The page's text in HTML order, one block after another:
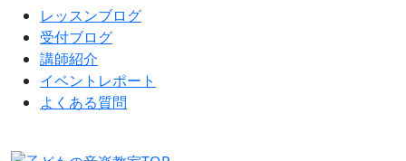
レッスンブログ
受付ブログ
講師紹介
イベントレポート
よくある質問